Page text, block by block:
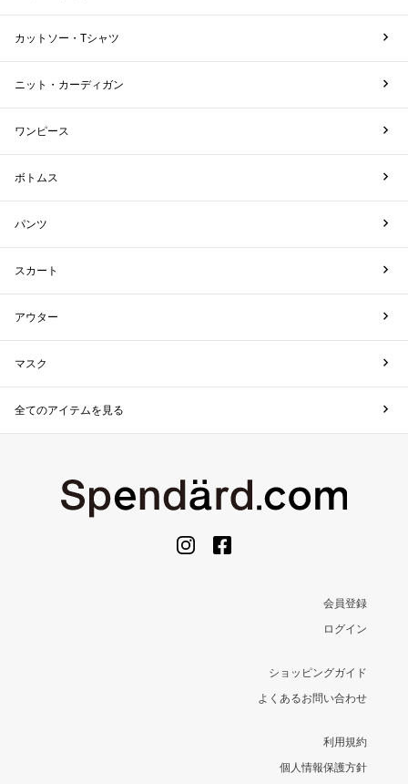
カットソー・Tシャツ
ニット・カーディガン
ワンピース
ボトムス
パンツ
スカート
アウター
マスク
全てのアイテムを見る
会員登録
ログイン
ショッピングガイド
よくあるお問い合わせ
利用規約
個人情報保護方針